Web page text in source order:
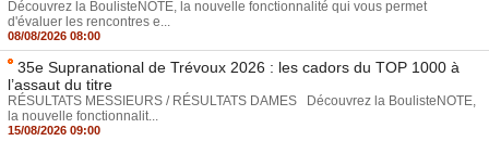
Découvrez la BoulisteNOTE, la nouvelle fonctionnalité qui vous permet
d'évaluer les rencontres e...
08/08/2026 08:00
35e Supranational de Trévoux 2026 : les cadors du TOP 1000 à
l’assaut du titre
RÉSULTATS MESSIEURS / RÉSULTATS DAMES Découvrez la BoulisteNOTE,
la nouvelle fonctionnalit...
15/08/2026 09:00